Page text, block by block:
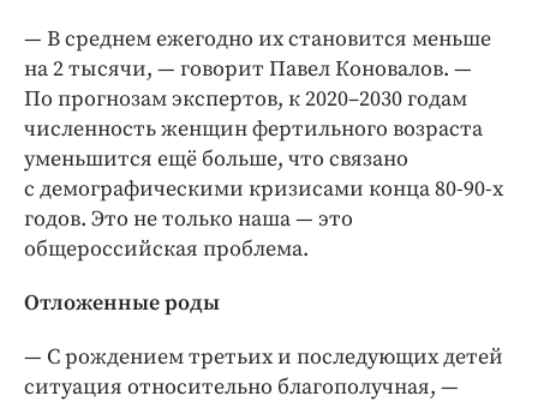
— В среднем ежегодно их становится меньше
на 2 тысячи, — ​говорит Павел Коновалов. — ​
По прогнозам экспертов, к 2020–2030 годам
численность женщин фертильного возраста
уменьшится ещё больше, что связано
с демографическими кризисами конца 80‑90-х
годов. Это не только наша — ​это
общероссийская проблема.
Отложенные роды
— С рождением третьих и последующих детей
ситуация относительно благополучная, — ​